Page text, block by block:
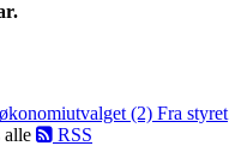
(2) Fra styret
alle RSS